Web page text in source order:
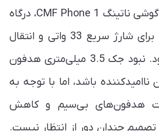
در بخش پایینی فریم گوشی ناتینگ CMF Phone 1، درگاه
USB-C قرار گرفته که برای شارژ سریع 33 واتی و انتقال
داده‌ها استفاده می‌شود. نبود جک 3.5 میلی‌متری هدفون
ناامیدکننده باشد، اما با توجه به
هدفون‌های بی‌سیم و کاهش
چندان دور از انتظار نیست.